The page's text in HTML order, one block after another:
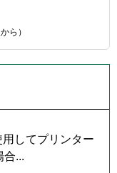
ら）
してプリンター
合...